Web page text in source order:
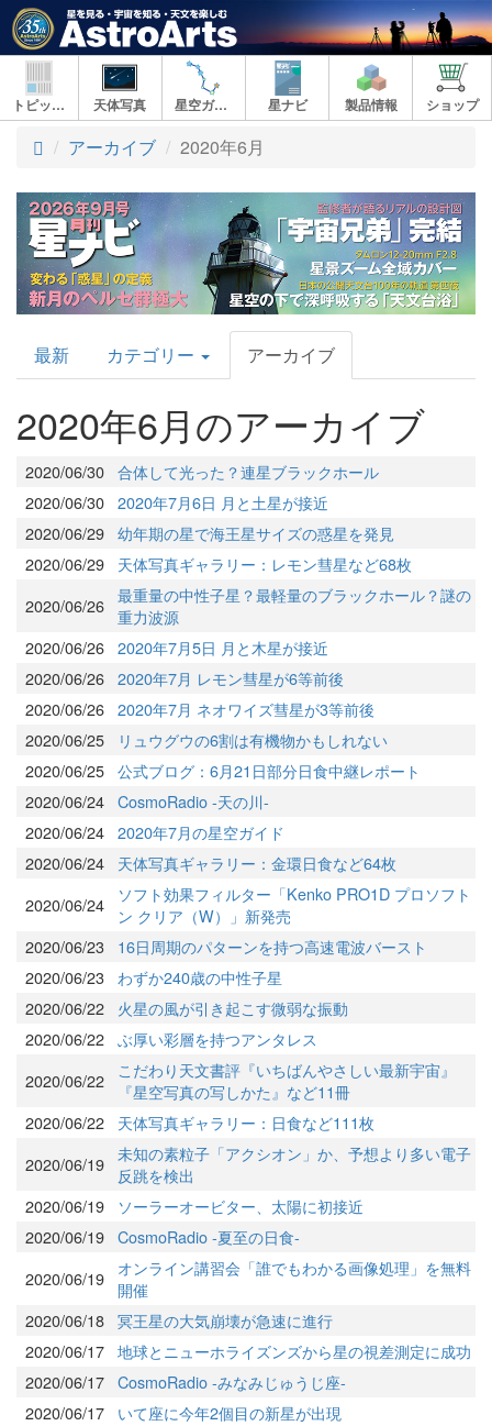
トピックス 天体写真 星空ガイド 星ナビ 製品情報 ショップ
アーカイブ 2020年6月
AstroArts
Topics
最新 カテゴリー アーカイブ
2020年6月のアーカイブ
2020/06/30 合体して光った？連星ブラックホール
2020/06/30 2020年7月6日 月と土星が接近
2020/06/29 幼年期の星で海王星サイズの惑星を発見
2020/06/29
天体写真ギャラリー：レモン彗星など68枚
2020/06/26 最重量の中性子星？最軽量のブラックホール？謎の
重力波源
2020/06/26 2020年7月5日 月と木星が接近
2020/06/26 2020年7月 レモン彗星が6等前後
2020/06/26 2020年7月 ネオワイズ彗星が3等前後
2020/06/25
リュウグウの6割は有機物かもしれない
2020/06/25 公式ブログ：6月21日部分日食中継レポート
2020/06/24 CosmoRadio -天の川-
2020/06/24 2020年7月の星空ガイド
2020/06/24
天体写真ギャラリー：金環日食など64枚
2020/06/24
ソフト効果フィルター「Kenko PRO1D プロソフト
ン クリア（W）」新発売
2020/06/23
16日周期のパターンを持つ高速電波バースト
2020/06/23 わずか240歳の中性子星
2020/06/22
火星の風が引き起こす微弱な振動
2020/06/22 ぶ厚い彩層を持つアンタレス
2020/06/22
こだわり天文書評『いちばんやさしい最新宇宙』
『星空写真の写しかた』など11冊
2020/06/22
天体写真ギャラリー：日食など111枚
2020/06/19 未知の素粒子「アクシオン」か、予想より多い電子
反跳を検出
2020/06/19
ソーラーオービター、太陽に初接近
2020/06/19 CosmoRadio -夏至の日食-
2020/06/19
オンライン講習会「誰でもわかる画像処理」を無料
開催
2020/06/18 冥王星の大気崩壊が急速に進行
2020/06/17 地球とニューホライズンズから星の視差測定に成功
2020/06/17 CosmoRadio -みなみじゅうじ座-
2020/06/17
いて座に今年2個目の新星が出現